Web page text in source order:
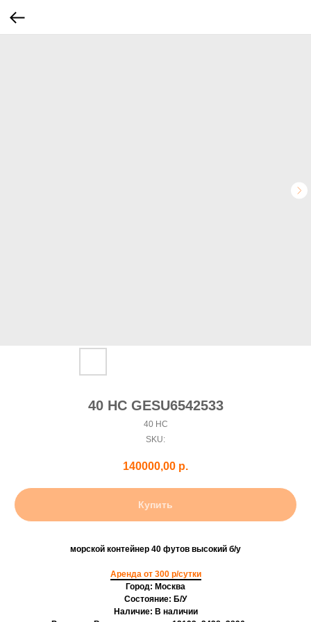
40 HC GESU6542533
40 HC
SKU:
140000,00 р.
Купить
морской контейнер 40 футов высокий б/у
Аренда от 300 р/сутки
Город: Москва
Состояние: Б/У
Наличие: В наличии